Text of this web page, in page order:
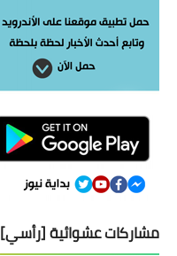
مشاركات عشوائية [رأسي]